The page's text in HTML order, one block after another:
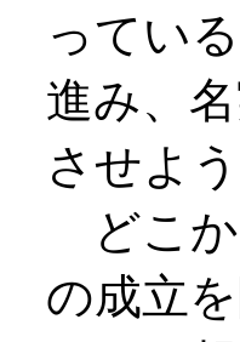
ってい
進み、
させよ
どこか
の成立